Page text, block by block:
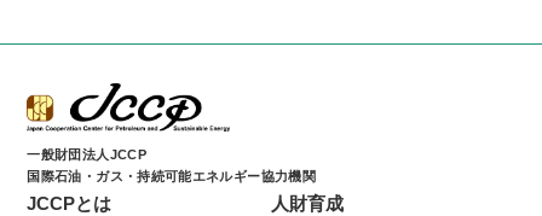
一般財団法人JCCP
国際石油・ガス・持続可能エネルギー協力機関
JCCPとは 人財育成